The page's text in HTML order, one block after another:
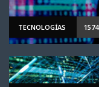
TECNOLOGÍAS 1574